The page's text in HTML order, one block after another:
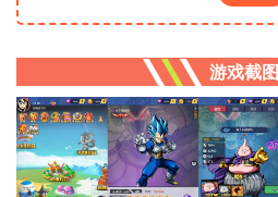
游戏截图